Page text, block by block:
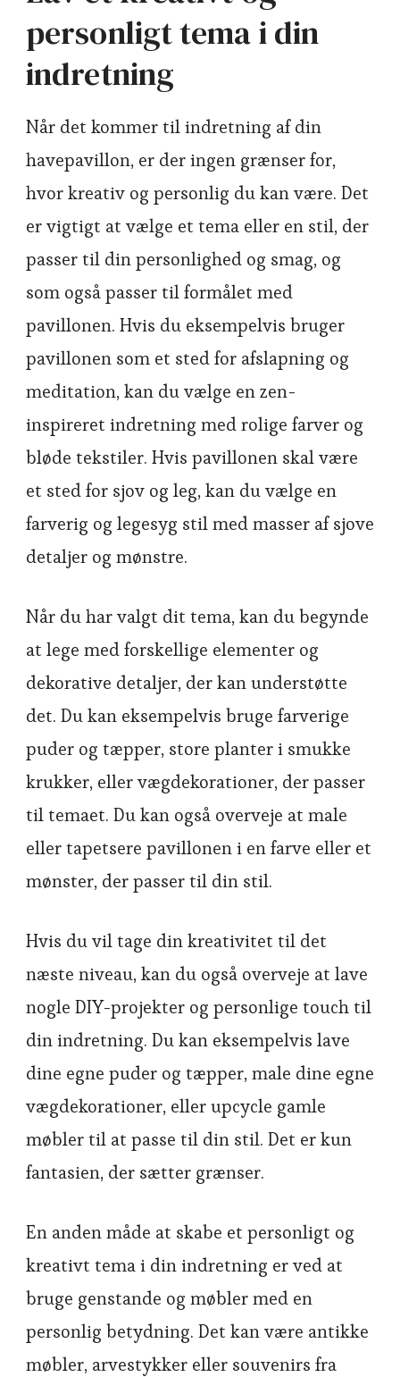
personligt tema i din
indretning
Når det kommer til indretning af din
havepavillon, er der ingen grænser for,
hvor kreativ og personlig du kan være. Det
er vigtigt at vælge et tema eller en stil, der
passer til din personlighed og smag, og
som også passer til formålet med
pavillonen. Hvis du eksempelvis bruger
pavillonen som et sted for afslapning og
meditation, kan du vælge en zen-
inspireret indretning med rolige farver og
bløde tekstiler. Hvis pavillonen skal være
et sted for sjov og leg, kan du vælge en
farverig og legesyg stil med masser af sjove
detaljer og mønstre.
Når du har valgt dit tema, kan du begynde
at lege med forskellige elementer og
dekorative detaljer, der kan understøtte
det. Du kan eksempelvis bruge farverige
puder og tæpper, store planter i smukke
krukker, eller vægdekorationer, der passer
til temaet. Du kan også overveje at male
eller tapetsere pavillonen i en farve eller et
mønster, der passer til din stil.
Hvis du vil tage din kreativitet til det
næste niveau, kan du også overveje at lave
nogle DIY-projekter og personlige touch til
din indretning. Du kan eksempelvis lave
dine egne puder og tæpper, male dine egne
vægdekorationer, eller upcycle gamle
møbler til at passe til din stil. Det er kun
fantasien, der sætter grænser.
En anden måde at skabe et personligt og
kreativt tema i din indretning er ved at
bruge genstande og møbler med en
personlig betydning. Det kan være antikke
møbler, arvestykker eller souvenirs fra